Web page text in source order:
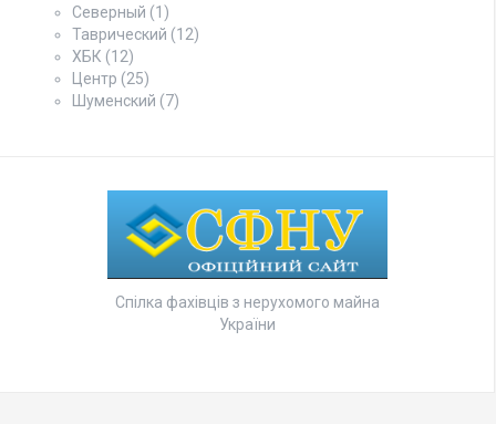
Северный (1)
Таврический (12)
ХБК (12)
Центр (25)
Шуменский (7)
Спілка фахівців з нерухомого майна
України